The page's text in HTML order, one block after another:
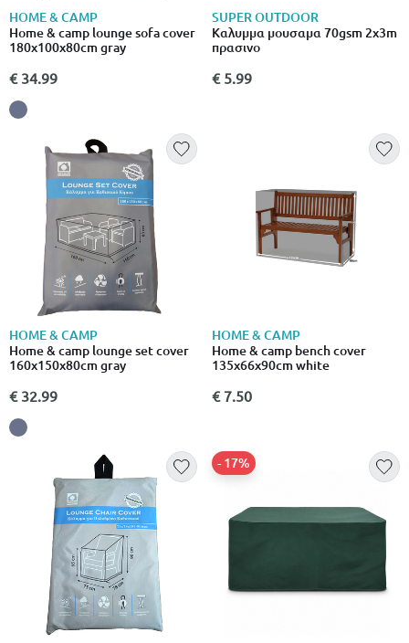
HOME & CAMP
Home & camp lounge sofa cover
180x100x80cm gray
€ 34.99
SUPER OUTDOOR
Καλυμμα μουσαμα 70gsm 2x3m
πρασινο
€ 5.99
HOME & CAMP
Home & camp lounge set cover
160x150x80cm gray
€ 32.99
HOME & CAMP
Home & camp bench cover
135x66x90cm white
€ 7.50
- 17%